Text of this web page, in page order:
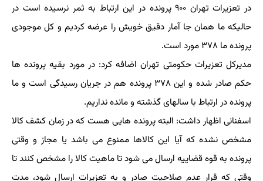
در تعزیرات تهران ۹۰۰ پرونده در این ارتباط به ثمر نرسیده است در
حالیکه ما همان جا آمار دقیق خویش را عرضه کردیم و کل موجودی
پرونده ما ۳۷۸ مورد است.
مدیرکل تعزیرات حکومتی تهران اضافه کرد: در مورد بقیه پرونده ها
حکم صادر شده و این ۳۷۸ پرونده هم در جریان رسیدگی است و ما
پرونده در ارتباط با سالهای گذشته و مانده نداریم.
اسفنانی اظهار داشت: البته پرونده هایی هست که در زمان کشف کالا
مشخص نشده که آیا این کالاها ممنوع می باشد یا مجاز و وقتی
پرونده به قوه قضاییه ارسال می شود تا ماهیت کالا را مشخص کنند تا
وقتی که قرار عدم صلاحیت صادر و به تعزیرات ارسال شود، مدت